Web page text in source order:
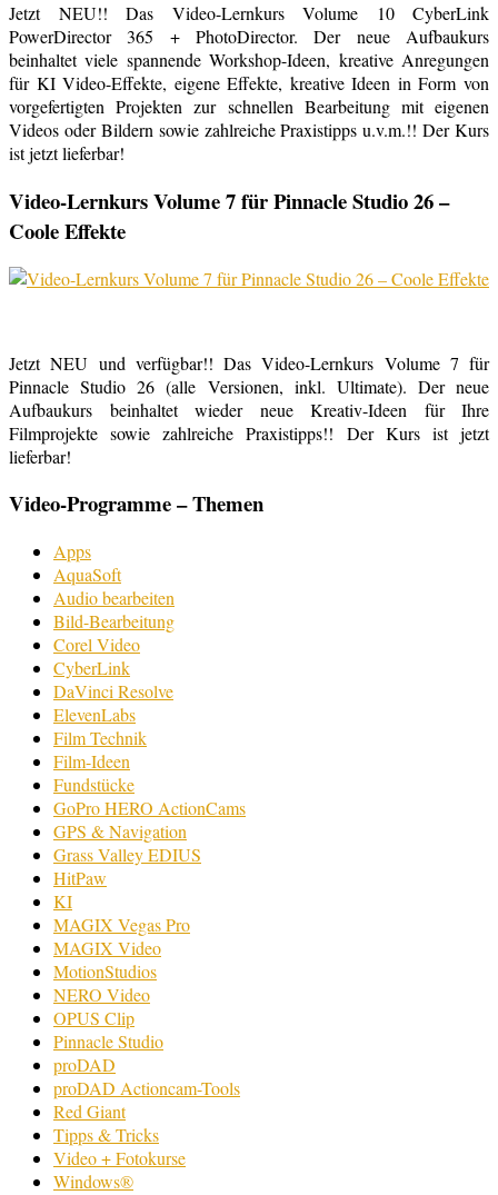
Jetzt NEU!! Das Video-Lernkurs Volume 10 CyberLink
PowerDirector 365 + PhotoDirector. Der neue Aufbaukurs
beinhaltet viele spannende Workshop-Ideen, kreative Anregungen
für KI Video-Effekte, eigene Effekte, kreative Ideen in Form von
vorgefertigten Projekten zur schnellen Bearbeitung mit eigenen
Videos oder Bildern sowie zahlreiche Praxistipps u.v.m.!! Der Kurs
ist jetzt lieferbar!
Video-Lernkurs Volume 7 für Pinnacle Studio 26 –
Coole Effekte
Jetzt NEU und verfügbar!! Das Video-Lernkurs Volume 7 für
Pinnacle Studio 26 (alle Versionen, inkl. Ultimate). Der neue
Aufbaukurs beinhaltet wieder neue Kreativ-Ideen für Ihre
Filmprojekte sowie zahlreiche Praxistipps!! Der Kurs ist jetzt
lieferbar!
Video-Programme – Themen
Apps
AquaSoft
Audio bearbeiten
Bild-Bearbeitung
Corel Video
CyberLink
DaVinci Resolve
ElevenLabs
Film Technik
Film-Ideen
Fundstücke
GoPro HERO ActionCams
GPS & Navigation
Grass Valley EDIUS
HitPaw
KI
MAGIX Vegas Pro
MAGIX Video
MotionStudios
NERO Video
OPUS Clip
Pinnacle Studio
proDAD
proDAD Actioncam-Tools
Red Giant
Tipps & Tricks
Video + Fotokurse
Windows®